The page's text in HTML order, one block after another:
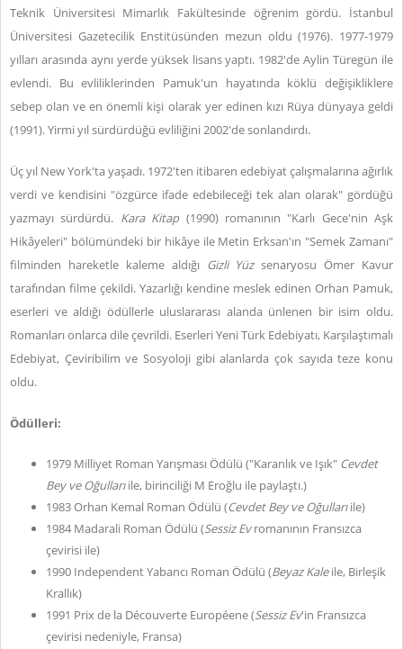
Teknik Üniversitesi Mimarlık Fakültesinde öğrenim gördü. İstanbul
Üniversitesi Gazetecilik Enstitüsünden mezun oldu (1976). 1977-1979
yılları arasında aynı yerde yüksek lisans yaptı. 1982'de Aylin Türegün ile
evlendi. Bu evliliklerinden Pamuk'un hayatında köklü değişikliklere
sebep olan ve en önemli kişi olarak yer edinen kızı Rüya dünyaya geldi
(1991). Yirmi yıl sürdürdüğü evliliğini 2002'de sonlandırdı.
Üç yıl New York'ta yaşadı. 1972'ten itibaren edebiyat çalışmalarına ağırlık
verdi ve kendisini "özgürce ifade edebileceği tek alan olarak" gördüğü
yazmayı sürdürdü. Kara Kitap(1990) romanının "Karlı Gece'nin Aşk
Hikâyeleri" bölümündeki bir hikâye ile Metin Erksan'ın "Semek Zamanı"
filminden hareketle kaleme aldığı Gizli Yüzsenaryosu Ömer Kavur
tarafından filme çekildi. Yazarlığı kendine meslek edinen Orhan Pamuk,
eserleri ve aldığı ödüllerle uluslararası alanda ünlenen bir isim oldu.
Romanları onlarca dile çevrildi. Eserleri Yeni Türk Edebiyatı, Karşılaştımalı
Edebiyat, Çeviribilim ve Sosyoloji gibi alanlarda çok sayıda teze konu
oldu.
Ödülleri:
1979 Milliyet Roman Yarışması Ödülü ("Karanlık ve Işık" Cevdet
Bey ve Oğullarıile, birinciliği M Eroğlu ile paylaştı.)
1983 Orhan Kemal Roman Ödülü (Cevdet Bey ve Oğullarıile)
1984 Madarali Roman Ödülü (Sessiz Evromanının Fransızca
çevirisi ile)
1990 Independent Yabancı Roman Ödülü (Beyaz Kaleile, Birleşik
Krallık)
1991 Prix de la Découverte Européene (Sessiz Ev'in Fransızca
çevirisi nedeniyle, Fransa)